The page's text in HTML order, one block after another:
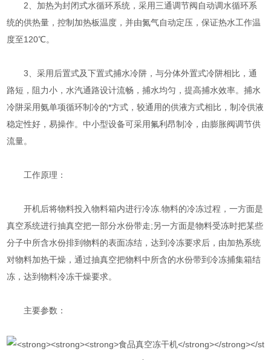
2、加热为封闭式水循环系统，采用三通调节阀自动调水循环系
统的供热量，控制加热板温度，并由氮气自动定压，保证热水工作温
度至120℃。
3、采用后置式及下置式捕水冷阱，与分体外置式冷阱相比，通
路短，阻力小，水汽通路设计流畅，捕水均匀，提高捕水效率。捕水
冷阱采用氨单项循环制冷的*方式，较通用的供液方式相比，制冷供液
稳定性好，易操作。中小型设备可采用氟利昂制冷，由膨胀阀调节供
流量。
工作原理：
开机后将物料投入物料箱内进行冷冻.物料的冷冻过程，一方面是
真空系统进行抽真空把一部分水份带走;另一方面是物料受冻时把某些
分子中所含水份排到物料的表面冻结，达到冷冻要求后，由加热系统
对物料加热干燥，通过抽真空把物料中所含的水份带到冷冻捕集箱结
冻，达到物料冷冻干燥要求。
主要参数：